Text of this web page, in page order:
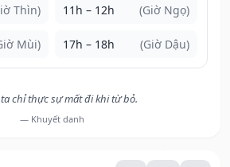
Thìn) 11h – 12h (Giờ Ngọ)
Mùi) 17h – 18h (Giờ Dậu)
chỉ thực sự mất đi khi từ bỏ.
— Khuyết danh